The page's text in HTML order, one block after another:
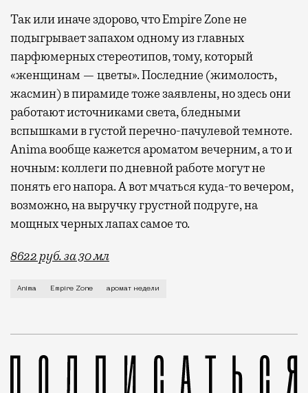
Так или иначе здорово, что Empire Zone не
подыгрывает запахом одному из главных
парфюмерных стереотипов, тому, который
«женщинам — цветы». Последние (жимолость,
жасмин) в пирамиде тоже заявлены, но здесь они
работают источниками света, бледными
вспышками в густой перечно-пачулевой темноте.
Anima вообще кажется ароматом вечерним, а то и
ночным: коллеги по дневной работе могут не
понять его напора. А вот мчаться куда-то вечером,
возможно, на выручку грустной подруге, на
мощных черных лапах самое то.
8622 руб. за 30 мл
Новый — вышел в январе — аромат российской
Anima Empire Zone аромат недели